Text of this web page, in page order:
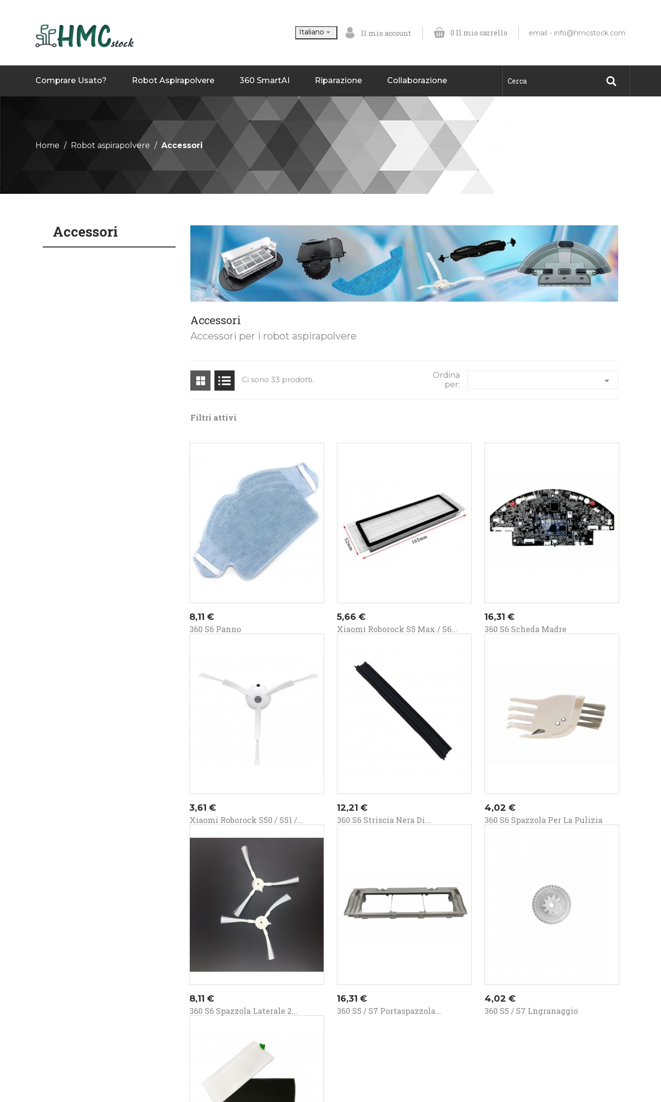
Italiano Il mio account 0 Il mio carrello email - info@hmcstock.com
Comprare Usato? Robot Aspirapolvere 360 SmartAI Riparazione Collaborazione
Home Robot aspirapolvere Accessori
Accessori
Accessori
Accessori per i robot aspirapolvere
Ci sono 33 prodotti.
Ordina
per:

Filtri attivi
Prezzo
8,11 €
360 S6 Panno
Prezzo
5,66 €
Xiaomi Roborock S5 Max / S6...
Prezzo
16,31 €
360 S6 Scheda Madre
Prezzo
3,61 €
Xiaomi Roborock S50 / S51 /...
Prezzo
12,21 €
360 S6 Striscia Nera Di...
Prezzo
4,02 €
360 S6 Spazzola Per La Pulizia
Prezzo
8,11 €
360 S6 Spazzola Laterale 2...
Prezzo
16,31 €
360 S5 / S7 Portaspazzola...
Prezzo
4,02 €
360 S5 / S7 Lngranaggio